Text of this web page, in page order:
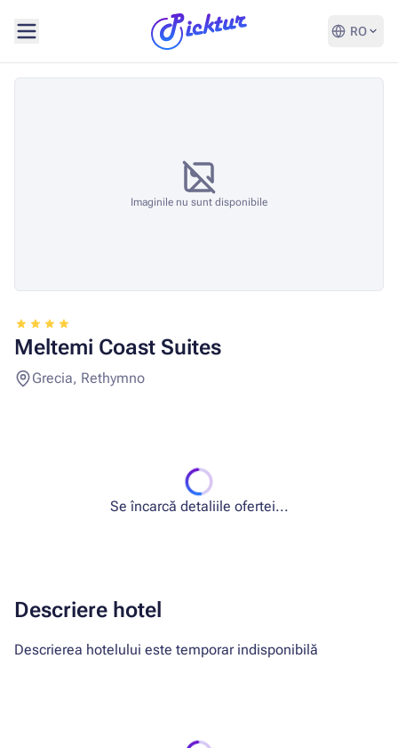
RO
Imaginile nu sunt disponibile
Meltemi Coast Suites
Grecia, Rethymno
Se încarcă detaliile ofertei...
Descriere hotel
Descrierea hotelului este temporar indisponibilă